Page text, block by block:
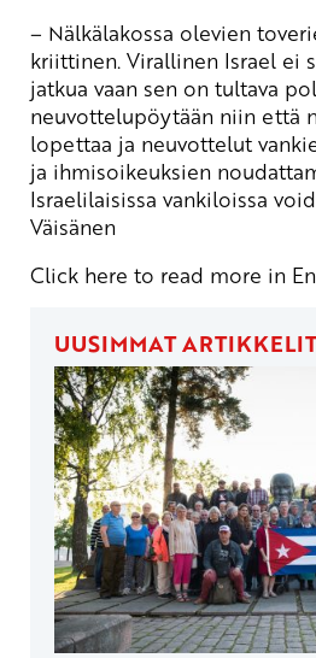
– Nälkälakossa olevien
kriittinen. Virallinen Israel ei
jatkua vaan sen on tultava
neuvottelupöytään niin että
lopettaa ja neuvottelut
ja ihmisoikeuksien
Israelilaisissa vankiloissa
Väisänen
Click here to read more in
UUSIMMAT ARTIKKELIT